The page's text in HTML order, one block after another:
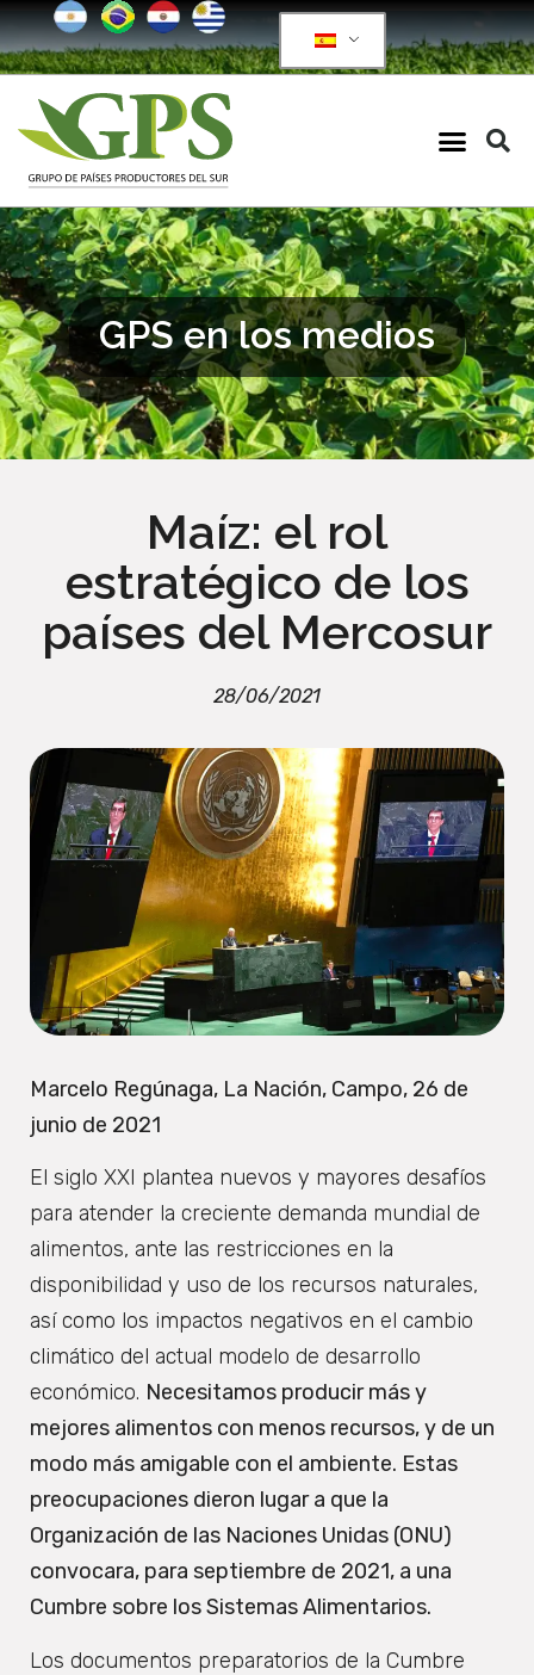
GPS en los medios
Maíz: el rol
estratégico de los
países del Mercosur
28/06/2021
Marcelo Regúnaga, La Nación, Campo, 26 de
junio de 2021
El siglo XXI plantea nuevos y mayores desafíos
para atender la creciente demanda mundial de
alimentos, ante las restricciones en la
disponibilidad y uso de los recursos naturales,
así como los impactos negativos en el cambio
climático del actual modelo de desarrollo
económico. Necesitamos producir más y
mejores alimentos con menos recursos, y de un
modo más amigable con el ambiente. Estas
preocupaciones dieron lugar a que la
Organización de las Naciones Unidas (ONU)
convocara, para septiembre de 2021, a una
Cumbre sobre los Sistemas Alimentarios.
Los documentos preparatorios de la Cumbre